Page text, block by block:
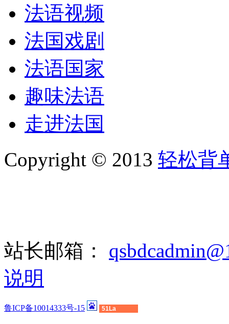
法语视频
法国戏剧
法语国家
趣味法语
走进法国
Copyright © 2013 轻松背
站长邮箱：
说明
鲁ICP备10014333号-15 51La